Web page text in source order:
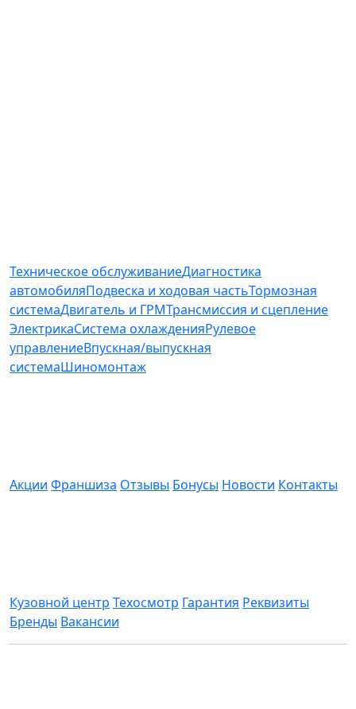
Техническое обслуживаниеДиагностика
автомобиляПодвеска и ходовая частьТормозная
системаДвигатель и ГРМТрансмиссия и сцепление
ЭлектрикаСистема охлажденияРулевое
управлениеВпускная/выпускная
системаШиномонтаж
Акции Франшиза Отзывы Бонусы Новости Контакты
Кузовной центр Техосмотр Гарантия Реквизиты
Бренды Вакансии